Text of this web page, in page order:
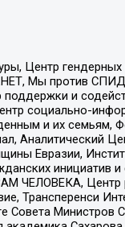
Центр
Мы против
и
социально-
и их семьям,
Аналитический
Евразии,
инициатив и
ЧЕЛОВЕКА, Центр
Трансперенси
Совета